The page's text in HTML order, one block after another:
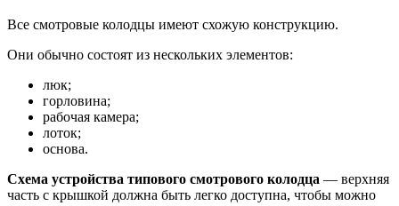
Все смотровые колодцы имеют схожую конструкцию.
Они обычно состоят из нескольких элементов:
люк;
горловина;
рабочая камера;
лоток;
основа.
Схема устройства типового смотрового колодца — верхняя
часть с крышкой должна быть легко доступна, чтобы можно